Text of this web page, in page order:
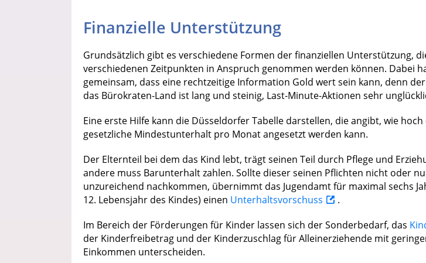
Finanzielle Unterstützung
Grundsätzlich gibt es verschiedene Formen der finanziellen Unterstützung,
verschiedenen Zeitpunkten in Anspruch genommen werden können. Dabei
gemeinsam, dass eine rechtzeitige Information Gold wert sein kann, denn
das Bürokraten-Land ist lang und steinig, Last-Minute-Aktionen sehr
Eine erste Hilfe kann die Düsseldorfer Tabelle darstellen, die angibt, wie
gesetzliche Mindestunterhalt pro Monat angesetzt werden kann.
Der Elternteil bei dem das Kind lebt, trägt seinen Teil durch Pflege und
andere muss Barunterhalt zahlen. Sollte dieser seinen Pflichten nicht oder
unzureichend nachkommen, übernimmt das Jugendamt für maximal sechs
12. Lebensjahr des Kindes) einen Unterhaltsvorschuss
.
Im Bereich der Förderungen für Kinder lassen sich der Sonderbedarf, das
der Kinderfreibetrag und der Kinderzuschlag für Alleinerziehende mit
Einkommen unterscheiden.
Produkttester werden